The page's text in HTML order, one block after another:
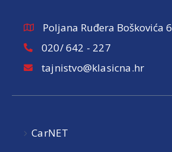
Poljana Ruđera Boškovića 6
020/ 642 - 227
tajnistvo@klasicna.hr
CarNET